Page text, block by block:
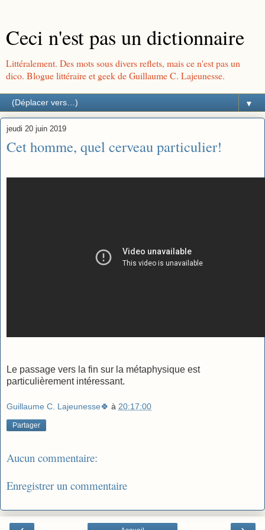
Ceci n'est pas un dictionnaire
Littéralement. Des mots sous divers reflets, mais ce n'est pas un
dico. Blogue littéraire et geek de Guillaume C. Lajeunesse.
▼
jeudi 20 juin 2019
Cet homme, quel cerveau particulier!
Le passage vers la fin sur la métaphysique est
particulièrement intéressant.
Guillaume C. Lajeunesse🍀 à 20:17:00
Partager
Aucun commentaire:
Enregistrer un commentaire